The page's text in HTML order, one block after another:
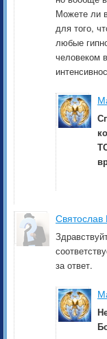
Можете ли
для того,
любые
человеком
Святослав
за ответ.